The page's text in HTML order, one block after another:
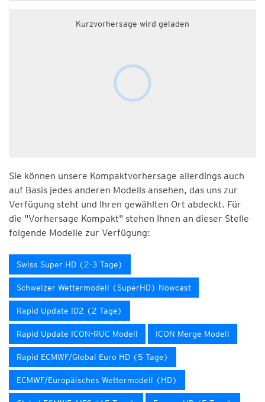
Kurzvorhersage wird geladen
Sie können unsere Kompaktvorhersage allerdings auch
auf Basis jedes anderen Modells ansehen, das uns zur
Verfügung steht und Ihren gewählten Ort abdeckt. Für
die "Vorhersage Kompakt" stehen Ihnen an dieser Stelle
folgende Modelle zur Verfügung:
Swiss Super HD (2-3 Tage)
Schweizer Wettermodell (SuperHD) Nowcast
Rapid Update ID2 (2 Tage)
Rapid Update ICON-RUC Modell ICON Merge Modell
Rapid ECMWF/Global Euro HD (5 Tage)
ECMWF/Europäisches Wettermodell (HD)